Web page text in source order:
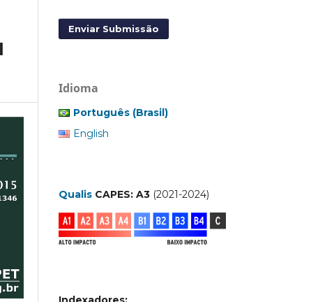
Enviar Submissão
Idioma
Português (Brasil)
English
Qualis CAPES: A3 (2021-2024)